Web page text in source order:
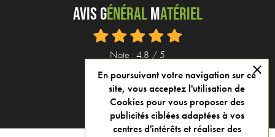
Avis GénéralMatériel
Note : 4.8 / 5
Voir tous nos avis
En poursuivant votre navigation sur ce
site, vous acceptez l'utilisation de
Cookies pour vous proposer des
publicités ciblées adaptées à vos
centres d'intérêts et réaliser des
close